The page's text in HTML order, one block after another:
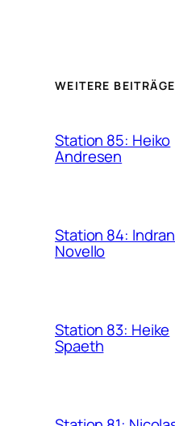
WEITERE BEITRÄGE
Station 85: Heiko
Andresen
Station 84:
Novello
Station 83: Heike
Spaeth